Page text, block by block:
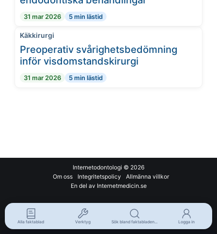
31 mar 2026 5 min lästid
Käkkirurgi
Preoperativ svårighetsbedömning
inför visdomstandskirurgi
31 mar 2026 5 min lästid
Internetodontologi © 2026
Om oss
Integritetspolicy
Allmänna villkor
En del av Internetmedicin.se
Alla faktablad Verktyg Sök bland faktabladen... Logga in